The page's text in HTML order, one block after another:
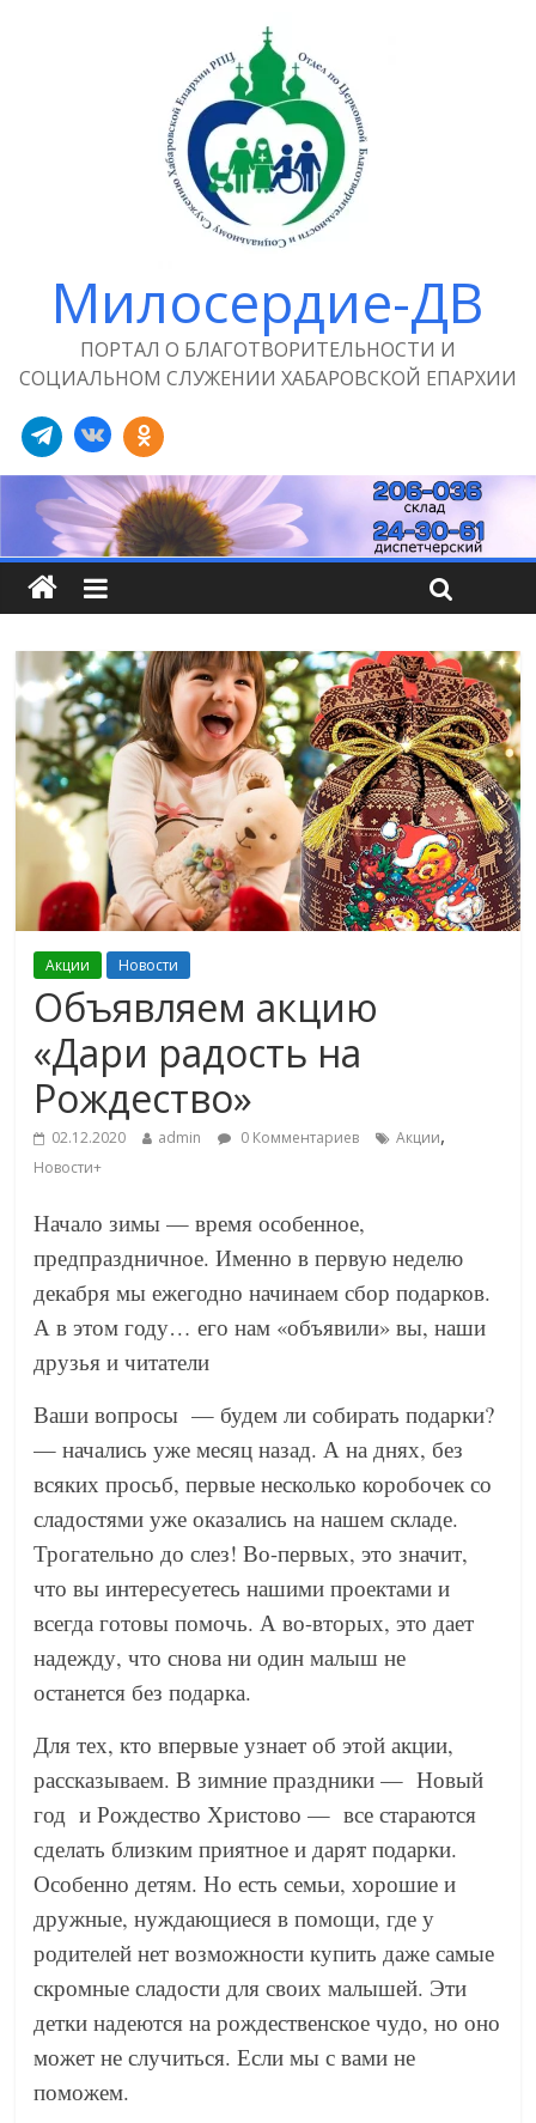
Милосердие-ДВ
ПОРТАЛ О БЛАГОТВОРИТЕЛЬНОСТИ И
СОЦИАЛЬНОМ СЛУЖЕНИИ ХАБАРОВСКОЙ ЕПАРХИИ
Акции Новости
Объявляем акцию
«Дари радость на
Рождество»
02.12.2020 admin 0 Комментариев Акции,
Новости+
Начало зимы — время особенное,
предпраздничное. Именно в первую неделю
декабря мы ежегодно начинаем сбор подарков.
А в этом году… его нам «объявили» вы, наши
друзья и читатели
Ваши вопросы — будем ли собирать подарки?
— начались уже месяц назад. А на днях, без
всяких просьб, первые несколько коробочек со
сладостями уже оказались на нашем складе.
Трогательно до слез! Во-первых, это значит,
что вы интересуетесь нашими проектами и
всегда готовы помочь. А во-вторых, это дает
надежду, что снова ни один малыш не
останется без подарка.
Для тех, кто впервые узнает об этой акции,
рассказываем. В зимние праздники — Новый
год и Рождество Христово — все стараются
сделать близким приятное и дарят подарки.
Особенно детям. Но есть семьи, хорошие и
дружные, нуждающиеся в помощи, где у
родителей нет возможности купить даже самые
скромные сладости для своих малышей. Эти
детки надеются на рождественское чудо, но оно
может не случиться. Если мы с вами не
поможем.